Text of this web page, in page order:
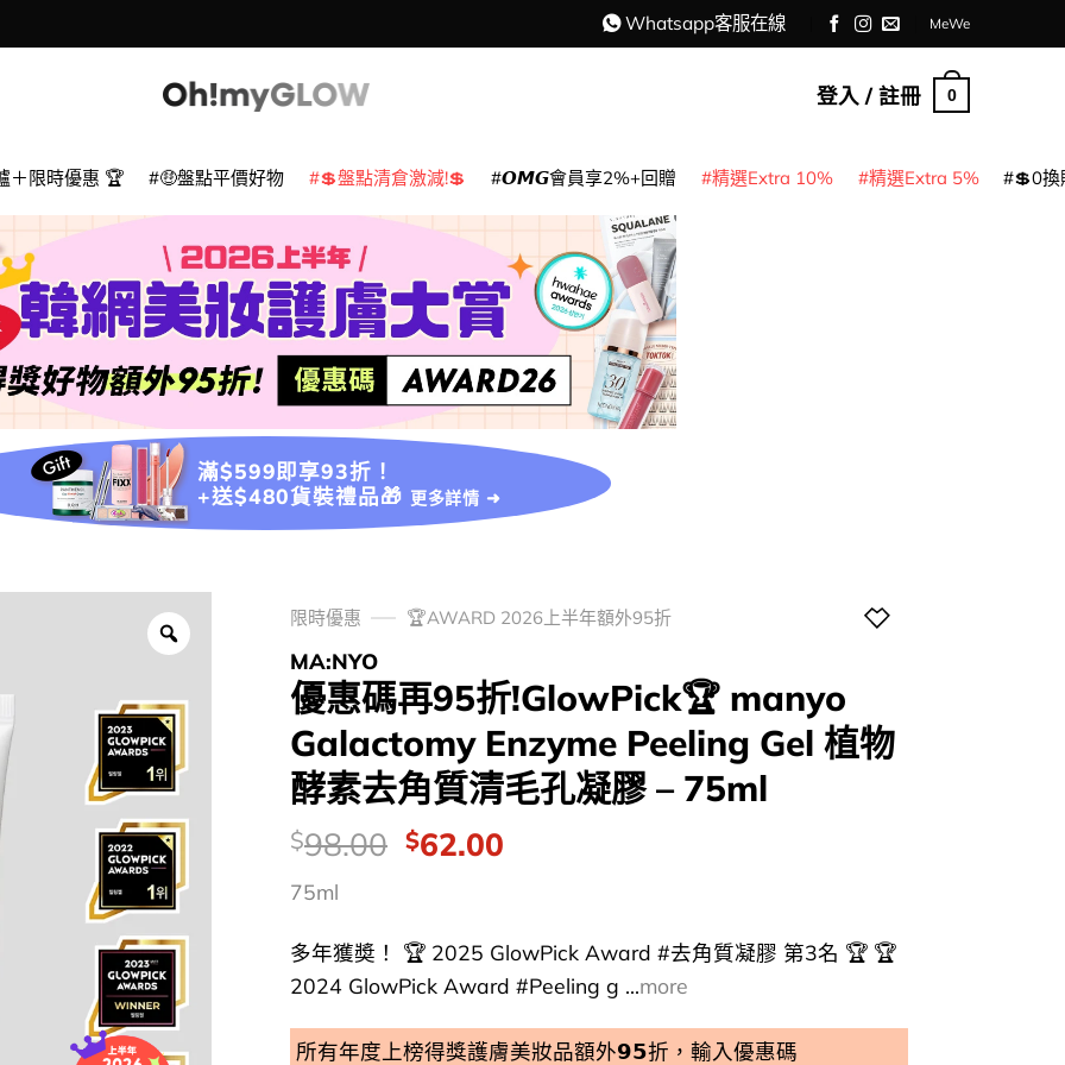
Whatsapp客服在線 MeWe
登入 / 註冊 0
＋限時優惠 🏆 🤑盤點平價好物 💲盤點清倉激減!💲 𝙊𝙈𝙂會員享2%+回贈 精選Extra 10% 精選Extra 5% 💲0換
滿$599即享93折！
+送$480貨裝禮品🎁 更多詳情 ➜
限時優惠 🏆AWARD 2026上半年額外95折
MA:NYO
優惠碼再95折!GlowPick🏆 manyo
Galactomy Enzyme Peeling Gel 植物
酵素去角質清毛孔凝膠 – 75ml
價
$98.00 Original
$98.00.
$62.00Current
$62.00.
75ml
多年獲奬！ 🏆 2025 GlowPick Award #去角質凝膠 第3名 🏆 🏆
2024 GlowPick Award #Peeling g ...more
所有年度上榜得獎護膚美妝品額外𝟵𝟱折，輸入優惠碼